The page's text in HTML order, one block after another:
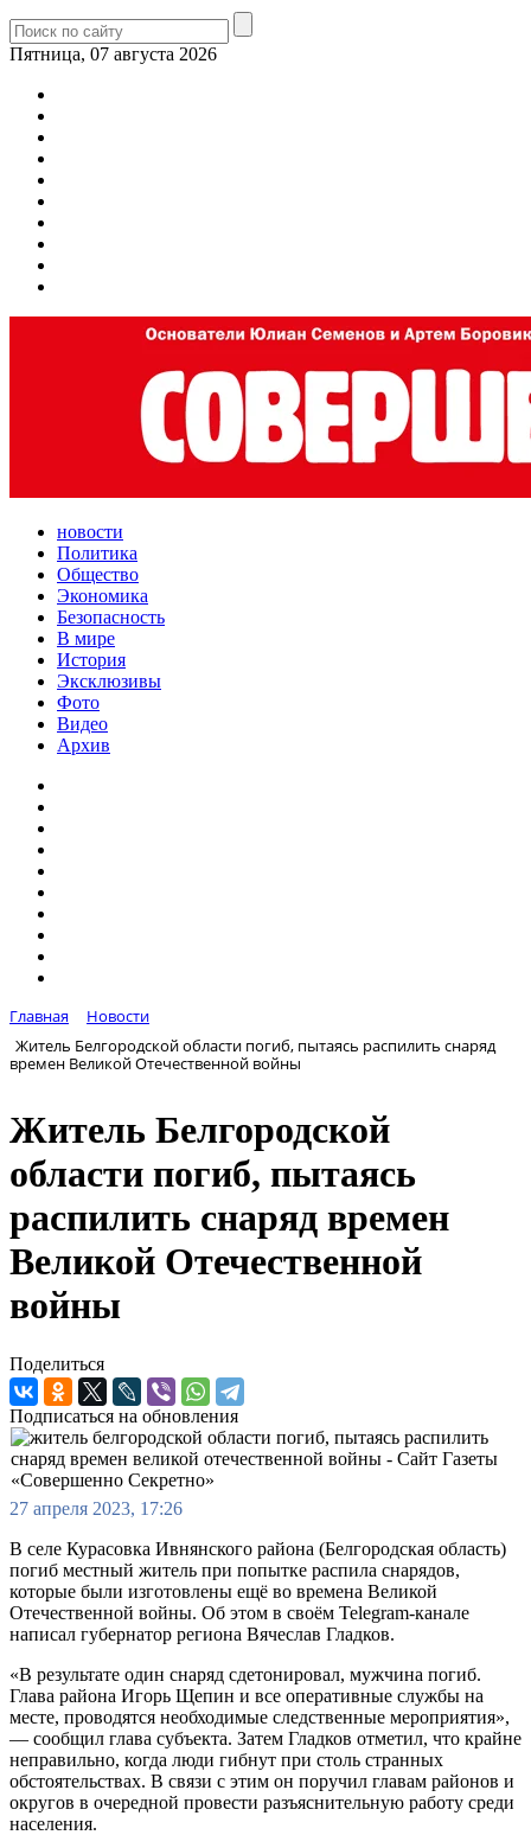
Пятница, 07 августа 2026
новости
Политика
Общество
Экономика
Безопасность
В мире
История
Эксклюзивы
Фото
Видео
Архив
Главная
Новости
Житель Белгородской области погиб, пытаясь распилить снаряд
времен Великой Отечественной войны
Житель Белгородской
области погиб, пытаясь
распилить снаряд времен
Великой Отечественной
войны
Поделиться
Подписаться на обновления
27 апреля 2023, 17:26
В селе Курасовка Ивнянского района (Белгородская область)
погиб местный житель при попытке распила снарядов,
которые были изготовлены ещё во времена Великой
Отечественной войны. Об этом в своём Telegram-канале
написал губернатор региона Вячеслав Гладков.
«В результате один снаряд сдетонировал, мужчина погиб.
Глава района Игорь Щепин и все оперативные службы на
месте, проводятся необходимые следственные мероприятия»,
— сообщил глава субъекта. Затем Гладков отметил, что крайне
неправильно, когда люди гибнут при столь странных
обстоятельствах. В связи с этим он поручил главам районов и
округов в очередной провести разъяснительную работу среди
населения.